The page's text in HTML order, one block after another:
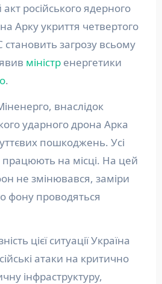
російського ядерного
Арку укриття четвертого
загрозу всьому
міністренергетики
.
внаслідок
ударного дрона Арка
пошкоджень. Усі
працюють на місці. На цей
не змінювався, заміри
фону проводяться
цієї ситуації Україна
атаки на критично
інфраструктуру,